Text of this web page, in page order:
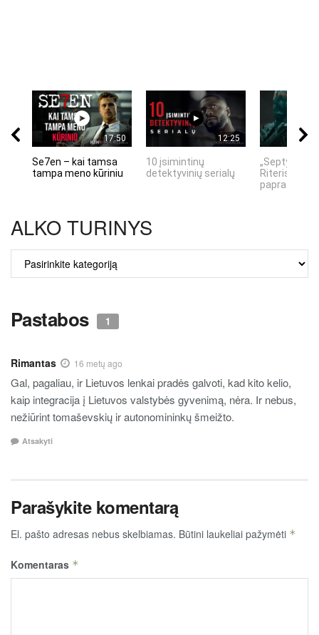
17:50
Se7en – kai tamsa
tampa meno kūriniu
12:25
10 įsimintinų
detektyvinių serialų
„Septynių
Riteris" – kai
ALKO TURINYS
ALKO
TURINYS
Pastabos 1
Rimantas 16 metų ago
Gal, pagaliau, ir Lietuvos lenkai pradės galvoti, kad kito kelio,
kaip integracija į Lietuvos valstybės gyvenimą, nėra. Ir nebus,
nežiūrint tomaševskių ir autonomininkų šmeižto.
Atsakyti
Parašykite komentarą
El. pašto adresas nebus skelbiamas. Būtini laukeliai pažymėti *
Komentaras *